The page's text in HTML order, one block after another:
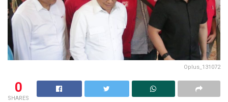
Oplus_131072
0
SHARES